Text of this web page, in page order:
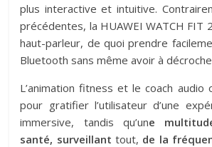
plus interactive et intuitive.
précédentes, la HUAWEI WATCH FIT
haut-parleur, de quoi prendre
Bluetooth sans même avoir à
L’animation fitness et le coach
pour gratifier l’utilisateur d’une
immersive, tandis qu’une
santé, surveillanttout, de la